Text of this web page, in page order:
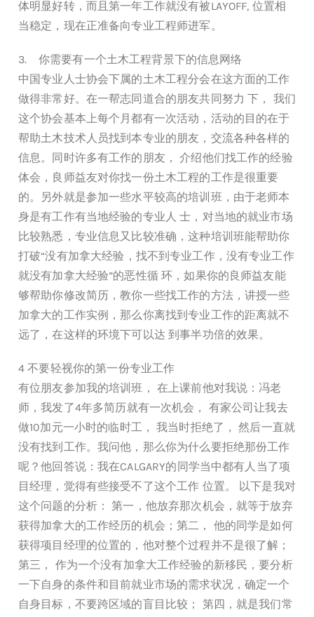
体明显好转，而且第一年工作就没有被LAYOFF, 位置相
当稳定，现在正准备向专业工程师进军。
3. 你需要有一个土木工程背景下的信息网络
中国专业人士协会下属的土木工程分会在这方面的工作
做得非常好。在一帮志同道合的朋友共同努力 下， 我们
这个协会基本上每个月都有一次活动，活动的目的在于
帮助土木技术人员找到本专业的朋友，交流各种各样的
信息。同时许多有工作的朋友， 介绍他们找工作的经验
体会，良师益友对你找一份土木工程的工作是很重要
的。另外就是参加一些水平较高的培训班，由于老师本
身是有工作有当地经验的专业人 士，对当地的就业市场
比较熟悉，专业信息又比较准确，这种培训班能帮助你
打破“没有加拿大经验，找不到专业工作，没有专业工作
就没有加拿大经验”的恶性循 环，如果你的良师益友能
够帮助你修改简历，教你一些找工作的方法，讲授一些
加拿大的工作实例，那么你离找到专业工作的距离就不
远了，在这样的环境下可以达 到事半功倍的效果。
4 不要轻视你的第一份专业工作
有位朋友参加我的培训班， 在上课前他对我说：冯老
师，我发了4年多简历就有一次机会， 有家公司让我去
做10加元一小时的临时工， 我当时拒绝了， 然后一直就
没有找到工作。我问他，那么你为什么要拒绝那份工作
呢？他回答说：我在CALGARY的同学当中都有人当了项
目经理，觉得有些接受不了这个工作 位置。 以下是我对
这个问题的分析： 第一，他放弃那次机会，就等于放弃
获得加拿大的工作经历的机会；第二， 他的同学是如何
获得项目经理的位置的，他对整个过程并不是很了解；
第三， 作为一个没有加拿大工作经验的新移民，要分析
一下自身的条件和目前就业市场的需求状况，确定一个
自身目标，不要跨区域的盲目比较； 第四，就是我们常